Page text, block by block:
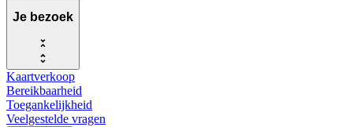
Je bezoek
Kaartverkoop
Bereikbaarheid
Toegankelijkheid
Veelgestelde vragen